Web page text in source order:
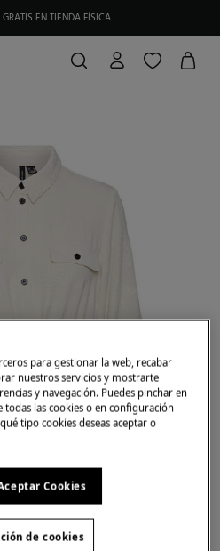
EN TIENDA FÍSICA
para gestionar la web, recabar
nuestros servicios y mostrarte
y navegación. Puedes pinchar en
todas las cookies o en configuración
tipo cookies deseas aceptar o
Cookies
de cookies